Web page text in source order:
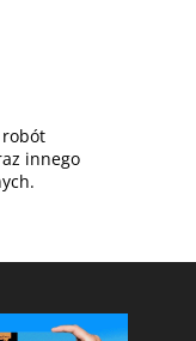
robót
innego